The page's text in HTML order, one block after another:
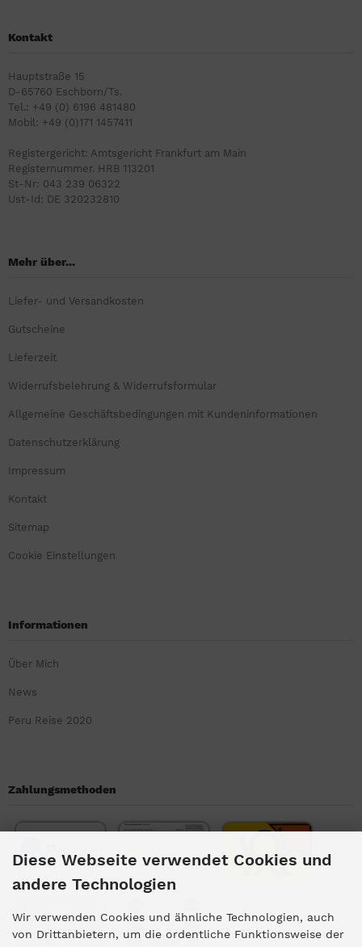
Kontakt
Hauptstraße 15
D-65760 Eschborn/Ts.
Tel.: +49 (0) 6196 481480
Mobil: +49 (0)171 1457411
Registergericht: Amtsgericht Frankfurt am Main
Registernummer. HRB 113201
St-Nr: 043 239 06322
Ust-Id: DE 320232810
Mehr über...
Liefer- und Versandkosten
Gutscheine
Lieferzeit
Widerrufsbelehrung & Widerrufsformular
Allgemeine Geschäftsbedingungen mit Kundeninformationen
Datenschutzerklärung
Impressum
Kontakt
Sitemap
Cookie Einstellungen
Informationen
Über Mich
News
Peru Reise 2020
Zahlungsmethoden
Diese Webseite verwendet Cookies und
andere Technologien
Wir verwenden Cookies und ähnliche Technologien, auch
von Drittanbietern, um die ordentliche Funktionsweise der